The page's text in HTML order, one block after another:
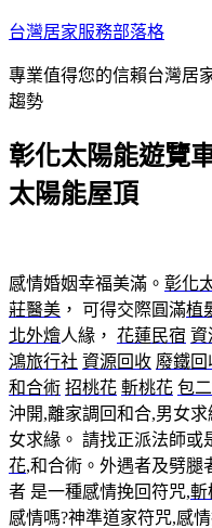
跳
主
要
容
台灣居家服務部落格
專業值得您的信賴台灣居
趨勢
彰化太陽能遊覽
太陽能屋頂
感情婚姻幸福美滿。 彰化
莊醫美 ， 可得交際圓滿植
北外燴人緣， 花蓮民宿 資
鴻旅行社 資源回收 廢鐵回
和合術 招桃花 斬桃花 包
沖開,離家調回和合,男女
女求緣。 請找正派法師或
花,和合術。外遇者及劈腿
者 是一種感情挽回符咒,斬
感情嗎?神準道家符咒,感